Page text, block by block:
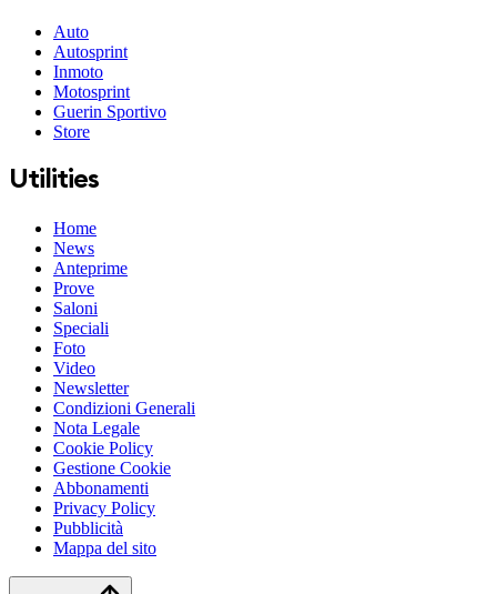
Auto
Autosprint
Inmoto
Motosprint
Guerin Sportivo
Store
Utilities
Home
News
Anteprime
Prove
Saloni
Speciali
Foto
Video
Newsletter
Condizioni Generali
Nota Legale
Cookie Policy
Gestione Cookie
Abbonamenti
Privacy Policy
Pubblicità
Mappa del sito